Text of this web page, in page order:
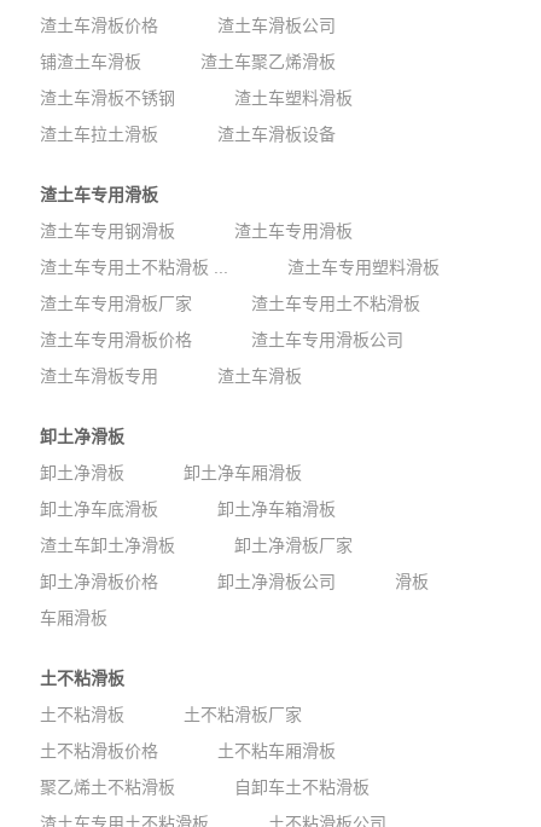
渣土车滑板价格
渣土车滑板公司
铺渣土车滑板
渣土车聚乙烯滑板
渣土车滑板不锈钢
渣土车塑料滑板
渣土车拉土滑板
渣土车滑板设备
渣土车专用滑板
渣土车专用钢滑板
渣土车专用滑板
渣土车专用土不粘滑板 ...
渣土车专用塑料滑板
渣土车专用滑板厂家
渣土车专用土不粘滑板
渣土车专用滑板价格
渣土车专用滑板公司
渣土车滑板专用
渣土车滑板
卸土净滑板
卸土净滑板
卸土净车厢滑板
卸土净车底滑板
卸土净车箱滑板
渣土车卸土净滑板
卸土净滑板厂家
卸土净滑板价格
卸土净滑板公司
滑板
车厢滑板
土不粘滑板
土不粘滑板
土不粘滑板厂家
土不粘滑板价格
土不粘车厢滑板
聚乙烯土不粘滑板
自卸车土不粘滑板